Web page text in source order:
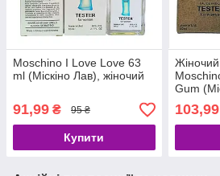
Moschino I Love Love 63
ml (Міскіно Лав), жіночий
91,99 ₴ 95 ₴
Купити
Gum
103,99